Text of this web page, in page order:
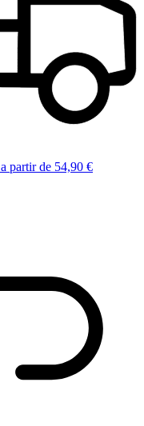
a partir de 54,90 €